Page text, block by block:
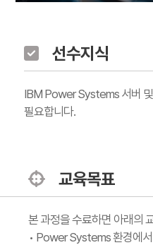
선수지식
IBM Power Systems 서버
필요합니다.
교육목표
본 과정을 수료하면 아래의
• Power Systems 환경에